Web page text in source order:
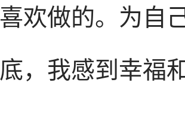
喜欢做的。为自
底，我感到幸福